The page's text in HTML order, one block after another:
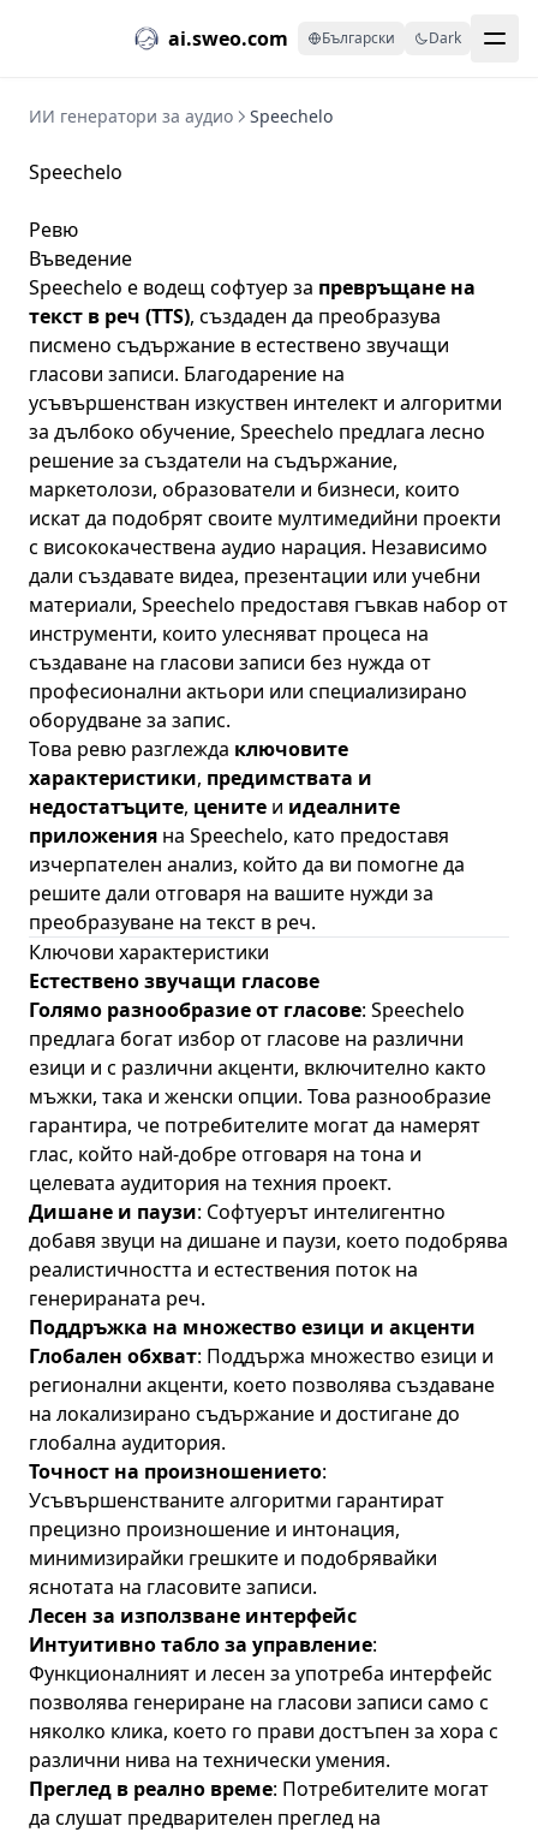
ai.sweo.com Български Dark
ИИ генератори за аудио Speechelo
Speechelo
Ревю
Въведение
Speechelo е водещ софтуер за превръщане на
текст в реч (TTS), създаден да преобразува
писмено съдържание в естествено звучащи
гласови записи. Благодарение на
усъвършенстван изкуствен интелект и алгоритми
за дълбоко обучение, Speechelo предлага лесно
решение за създатели на съдържание,
маркетолози, образователи и бизнеси, които
искат да подобрят своите мултимедийни проекти
с висококачествена аудио нарация. Независимо
дали създавате видеа, презентации или учебни
материали, Speechelo предоставя гъвкав набор от
инструменти, които улесняват процеса на
създаване на гласови записи без нужда от
професионални актьори или специализирано
оборудване за запис.
Това ревю разглежда ключовите
характеристики, предимствата и
недостатъците, цените и идеалните
приложения на Speechelo, като предоставя
изчерпателен анализ, който да ви помогне да
решите дали отговаря на вашите нужди за
преобразуване на текст в реч.
Ключови характеристики
Естествено звучащи гласове
Голямо разнообразие от гласове: Speechelo
предлага богат избор от гласове на различни
езици и с различни акценти, включително както
мъжки, така и женски опции. Това разнообразие
гарантира, че потребителите могат да намерят
глас, който най-добре отговаря на тона и
целевата аудитория на техния проект.
Дишане и паузи: Софтуерът интелигентно
добавя звуци на дишане и паузи, което подобрява
реалистичността и естествения поток на
генерираната реч.
Поддръжка на множество езици и акценти
Глобален обхват: Поддържа множество езици и
регионални акценти, което позволява създаване
на локализирано съдържание и достигане до
глобална аудитория.
Точност на произношението:
Усъвършенстваните алгоритми гарантират
прецизно произношение и интонация,
минимизирайки грешките и подобрявайки
яснотата на гласовите записи.
Лесен за използване интерфейс
Интуитивно табло за управление:
Функционалният и лесен за употреба интерфейс
позволява генериране на гласови записи само с
няколко клика, което го прави достъпен за хора с
различни нива на технически умения.
Преглед в реално време: Потребителите могат
да слушат предварителен преглед на